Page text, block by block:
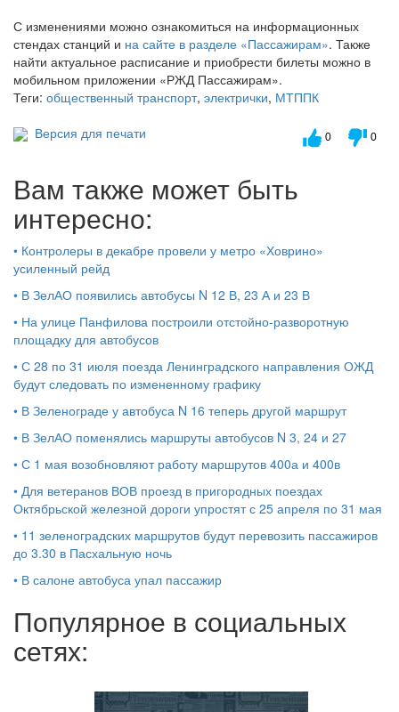
С изменениями можно ознакомиться на информационных
стендах станций и на сайте в разделе «Пассажирам». Также
найти актуальное расписание и приобрести билеты можно в
мобильном приложении «РЖД Пассажирам».
Теги: общественный транспорт, электрички, МТППК
Версия для печати
0 0
Вам также может быть
интересно:
• Контролеры в декабре провели у метро «Ховрино»
усиленный рейд
• В ЗелАО появились автобусы N 12 В, 23 А и 23 В
• На улице Панфилова построили отстойно-разворотную
площадку для автобусов
• С 28 по 31 июля поезда Ленинградского направления ОЖД
будут следовать по измененному графику
• В Зеленограде у автобуса N 16 теперь другой маршрут
• В ЗелАО поменялись маршруты автобусов N 3, 24 и 27
• С 1 мая возобновляют работу маршрутов 400а и 400в
• Для ветеранов ВОВ проезд в пригородных поездах
Октябрьской железной дороги упростят с 25 апреля по 31 мая
• 11 зеленоградских маршрутов будут перевозить пассажиров
до 3.30 в Пасхальную ночь
• В салоне автобуса упал пассажир
Популярное в социальных
сетях: